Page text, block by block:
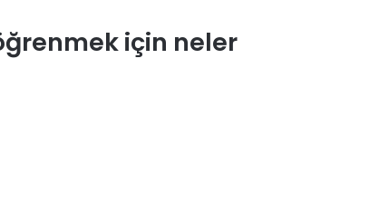
için neler